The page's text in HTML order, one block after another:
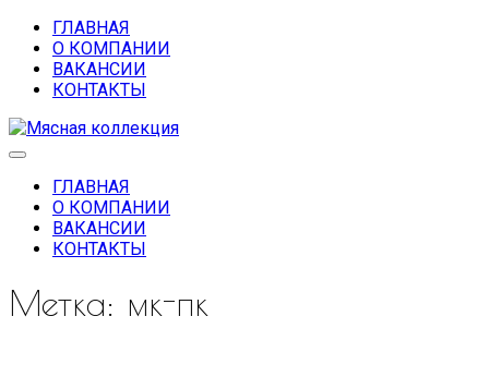
ГЛАВНАЯ
О КОМПАНИИ
ВАКАНСИИ
КОНТАКТЫ
ГЛАВНАЯ
О КОМПАНИИ
ВАКАНСИИ
КОНТАКТЫ
Метка: мк-пк